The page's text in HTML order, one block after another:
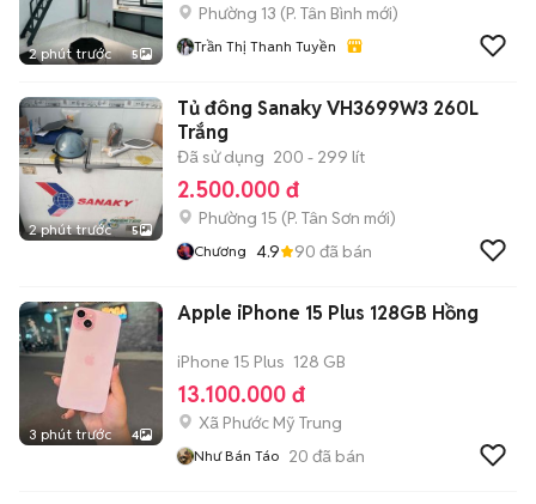
2 phút trước 5
Phường 13 (P. Tân Bình mới)
Trần Thị Thanh Tuyền
2 phút trước 5
Tủ đông Sanaky VH3699W3 260L
Trắng
Đã sử dụng 200 - 299 lít
2.500.000 đ
Phường 15 (P. Tân Sơn mới)
Chương 4.9 90 đã bán
3 phút trước 4
Apple iPhone 15 Plus 128GB Hồng
iPhone 15 Plus 128 GB
13.100.000 đ
Xã Phước Mỹ Trung
Như Bán Táo 20 đã bán